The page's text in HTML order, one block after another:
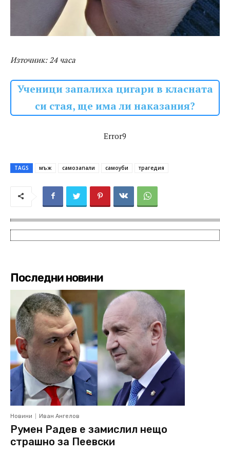
Източник: 24 часа
Ученици запалиха цигари в класната
си стая, ще има ли наказания?
Error9
TAGS мъж самозапали самоуби трагедия
Последни новини
Новини Иван Ангелов
Румен Радев е замислил нещо
страшно за Пеевски